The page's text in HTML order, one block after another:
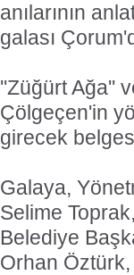
anılarının
galası
''Züğürt Ağa''
Çölgeçen'in
girecek
Galaya,
Selime
Belediye
Orhan